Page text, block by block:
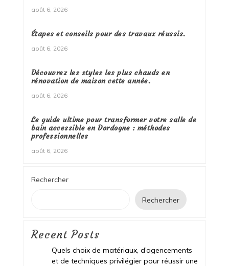
août 6, 2026
Étapes et conseils pour des travaux réussis.
août 6, 2026
Découvrez les styles les plus chauds en
rénovation de maison cette année.
août 6, 2026
Le guide ultime pour transformer votre salle de
bain accessible en Dordogne : méthodes
professionnelles
août 6, 2026
Rechercher
Rechercher
Recent Posts
Quels choix de matériaux, d’agencements
et de techniques privilégier pour réussir une